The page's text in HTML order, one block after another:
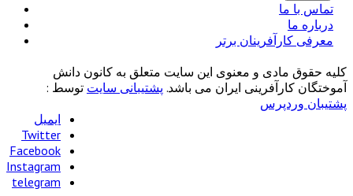
تماس با ما
درباره ما
معرفی کارآفرینان برتر
کلیه حقوق مادی و معنوی این سایت متعلق به کانون دانش
آموختگان کارآفرینی ایران می باشد. پشتیبانی سایت توسط :
پشتیبان وردپرس
ایمیل
Twitter
Facebook
Instagram
telegram